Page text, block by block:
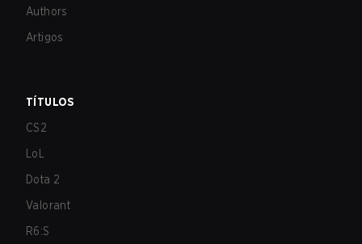
Authors
Artigos
TÍTULOS
CS2
LoL
Dota 2
Valorant
R6:S